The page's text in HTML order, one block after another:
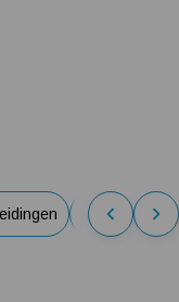
Alternatieven